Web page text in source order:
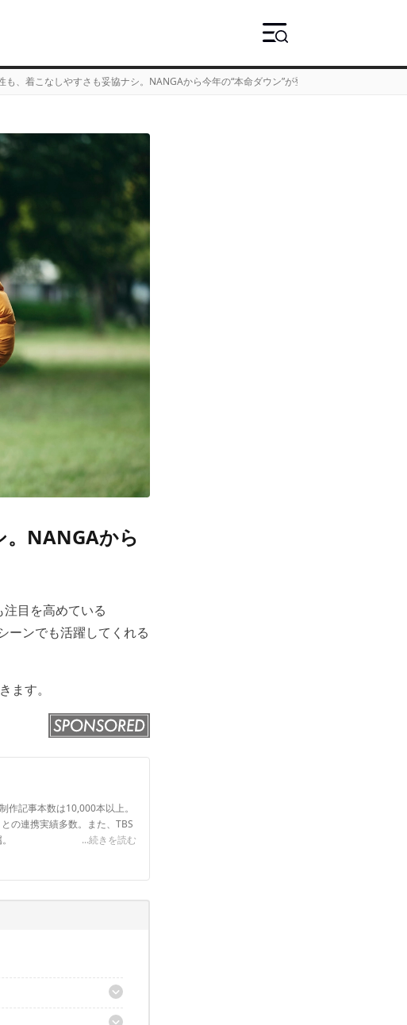
も、着こなしやすさも妥協ナシ。NANGAから今年の“本命ダウン”が登場！
。NANGAから
目を高めている
ーンでも活躍してくれる
ます。
作記事本数は10,000本以上。
の連携実績多数。また、TBS
...続きを読む